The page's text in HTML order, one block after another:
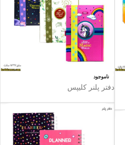
ناموجود
دفتر پلنر کلیپس